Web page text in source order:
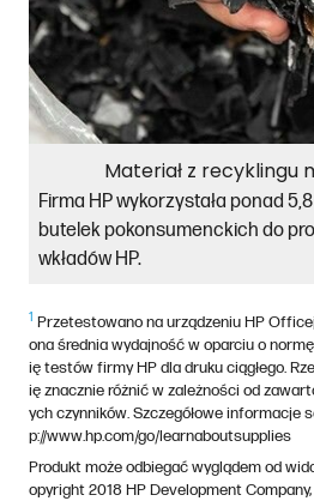
Materiał z recyklingu
Firma HP wykorzystała ponad
butelek pokonsumenckich do
wkładów HP.
1 Przetestowano na urządzeniu HP
ona średnia wydajność w oparciu o
ię testów firmy HP dla druku ciągłego.
ię znacznie różnić w zależności od
ych czynników. Szczegółowe informacje
p://www.hp.com/go/learnaboutsupplies
Produkt może odbiegać wyglądem od
opyright 2018 HP Development